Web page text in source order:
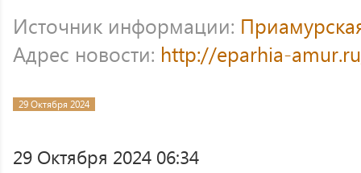
Источник информации:
Адрес новости: http://eparhia-
29 Октября 2024
29 Октября 2024 06:34